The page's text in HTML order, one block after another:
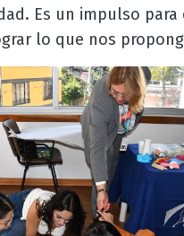
Es un impulso para
lo que nos